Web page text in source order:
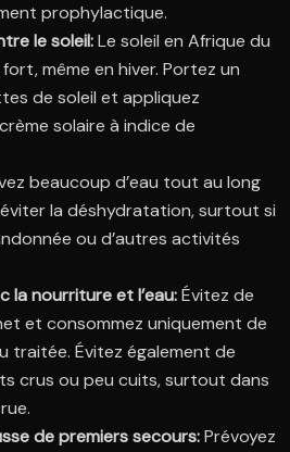
prophylactique.
le soleil:Le soleil en Afrique du
même en hiver. Portez un
de soleil et appliquez
solaire à indice de
beaucoup d’eau tout au long
la déshydratation, surtout si
ou d’autres activités
la nourriture et l’eau:Évitez de
et consommez uniquement de
traitée. Évitez également de
crus ou peu cuits, surtout dans
de premiers secours:Prévoyez